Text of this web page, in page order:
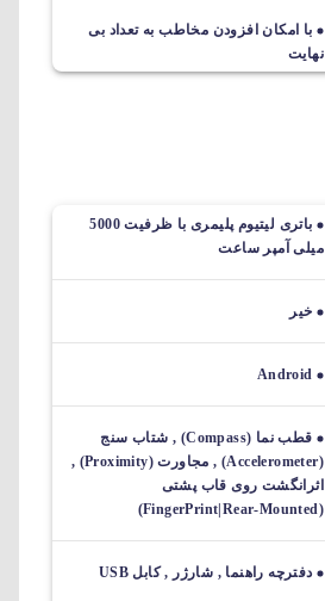
با امکان افزودن مخاطب به تعداد بی
نهایت
باتری لیتیوم پلیمری با ظرفیت 5000
میلی آمپر ساعت
خیر
Android
قطب نما (Compass) , شتاب سنج
(Accelerometer) , مجاورت (Proximity) ,
اثرانگشت روی قاب پشتی
(FingerPrint|Rear-Mounted)
دفترچه راهنما , شارژر , کابل USB